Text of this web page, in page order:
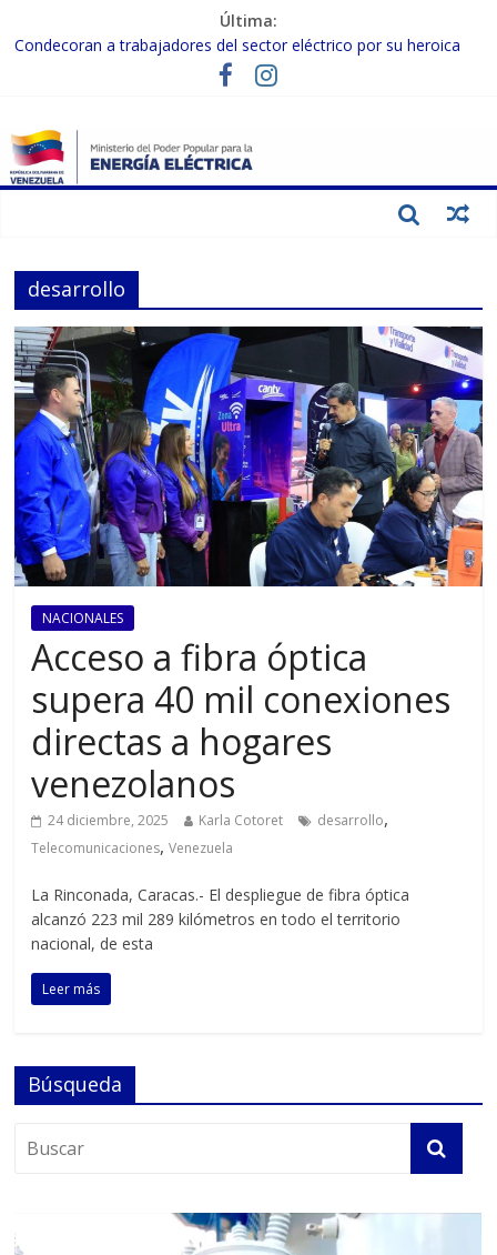
Última:
Condecoran a trabajadores del sector eléctrico por su heroica
labor tras el doble sismo del 24-J
Gobierno Nacional coordina acciones con el sector privado para
Inspeccionan trabajos de rehabilitación en instalaciones del SEN
en Carabobo
Gobierno Nacional activa plan preventivo para fortalecer el SEN
desarrollo
NACIONALES
Acceso a fibra óptica
supera 40 mil conexiones
directas a hogares
venezolanos
24 diciembre, 2025 Karla Cotoret desarrollo,
Telecomunicaciones,Venezuela
La Rinconada, Caracas.- El despliegue de fibra óptica
alcanzó 223 mil 289 kilómetros en todo el territorio
nacional, de esta
Leer más
Búsqueda